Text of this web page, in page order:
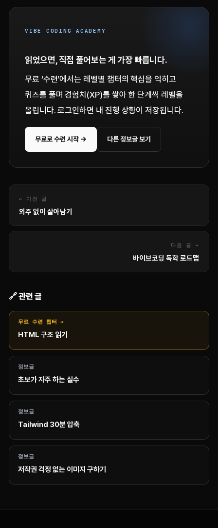
VIBE CODING ACADEMY
읽었으면, 직접 풀어보는 게 가장 빠릅니다.
무료 ‘수련’에서는 레벨별 챕터의 핵심을 익히고
퀴즈를 풀며 경험치(XP)를 쌓아 한 단계씩 레벨을
올립니다. 로그인하면 내 진행 상황이 저장됩니다.
무료로 수련 시작 → 다른 정보글 보기
← 이전 글
외주 없이 살아남기
다음 글 →
바이브코딩 독학 로드맵
🔗 관련 글
무료 수련 챕터 →
HTML 구조 읽기
정보글
초보가 자주 하는 실수
정보글
Tailwind 30분 압축
정보글
저작권 걱정 없는 이미지 구하기